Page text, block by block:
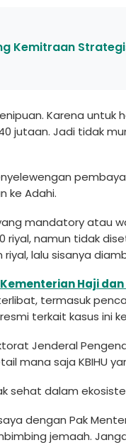
Kemitraan
Karena
jutaan. Jadi tidak
ke Adahi.
mandatory atau
riyal, namun tidak
lalu sisanya
Kementerian Haji
termasuk
terkait kasus ini
Jenderal
mana saja KBIHU
sehat dalam
dengan Pak
jemaah.